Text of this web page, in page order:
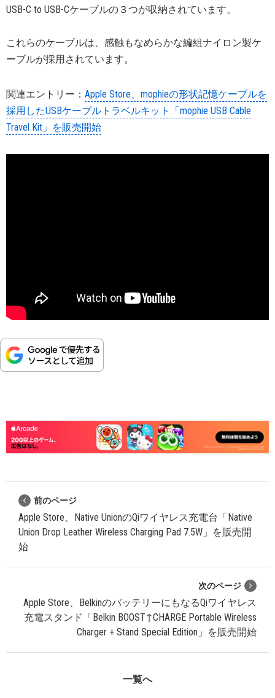
USB-C to USB-Cケーブルの３つが収納されています。
これらのケーブルは、感触もなめらかな編組ナイロン製ケ
ーブルが採用されています。
関連エントリー： Apple Store、mophieの形状記憶ケーブルを
採用したUSBケーブルトラベルキット「mophie USB Cable
Travel Kit」を販売開始
前のページ
Apple Store、Native UnionのQiワイヤレス充電台「Native
Union Drop Leather Wireless Charging Pad 7.5W」を販売開
始
次のページ
Apple Store、BelkinのバッテリーにもなるQiワイヤレス
充電スタンド「Belkin BOOST↑CHARGE Portable Wireless
Charger + Stand Special Edition」を販売開始
一覧へ